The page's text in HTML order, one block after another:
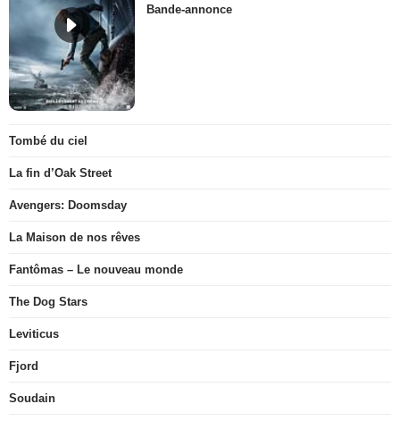
Bande-annonce
Tombé du ciel
La fin d’Oak Street
Avengers: Doomsday
La Maison de nos rêves
Fantômas – Le nouveau monde
The Dog Stars
Leviticus
Fjord
Soudain